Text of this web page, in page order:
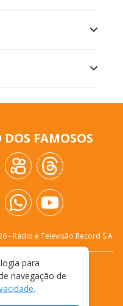
FAMOSOS
- Rádio e Televisão Record S.A
PRIVACIDADE
DE USO
para
navegação de
.